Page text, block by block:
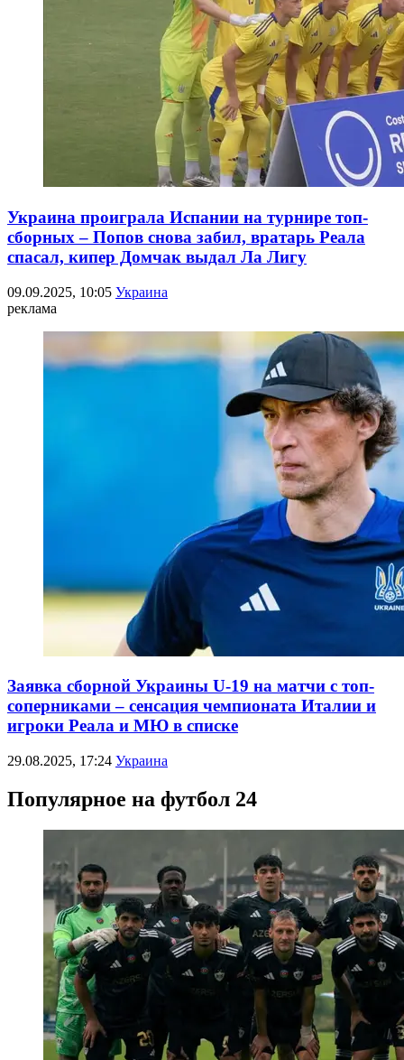
Украина проиграла Испании на турнире топ-
сборных – Попов снова забил, вратарь Реала
спасал, кипер Домчак выдал Ла Лигу
09.09.2025, 10:05 Украина
реклама
Заявка сборной Украины U-19 на матчи с топ-
соперниками – сенсация чемпионата Италии и
игроки Реала и МЮ в списке
29.08.2025, 17:24 Украина
Популярное на футбол 24